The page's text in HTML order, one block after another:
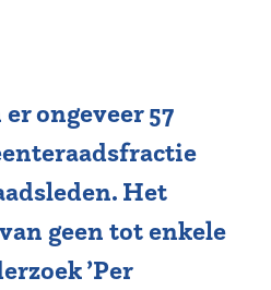
ongeveer 57
Het
geen tot enkele
’Per